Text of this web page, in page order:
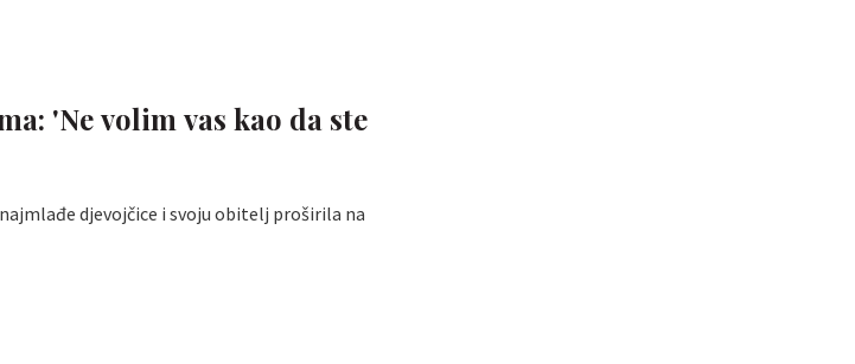
'Ne volim vas kao da ste
djevojčice i svoju obitelj proširila na